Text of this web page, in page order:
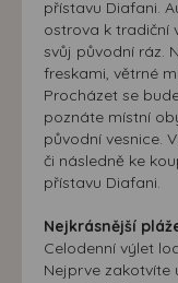
přístavu Diafani.
ostrova k tradiční
svůj původní ráz.
freskami, větrné
Procházet se
poznáte místní
původní vesnice.
či následně ke
přístavu Diafani.
Nejkrásnější
Celodenní výlet
Nejprve zakotvíte